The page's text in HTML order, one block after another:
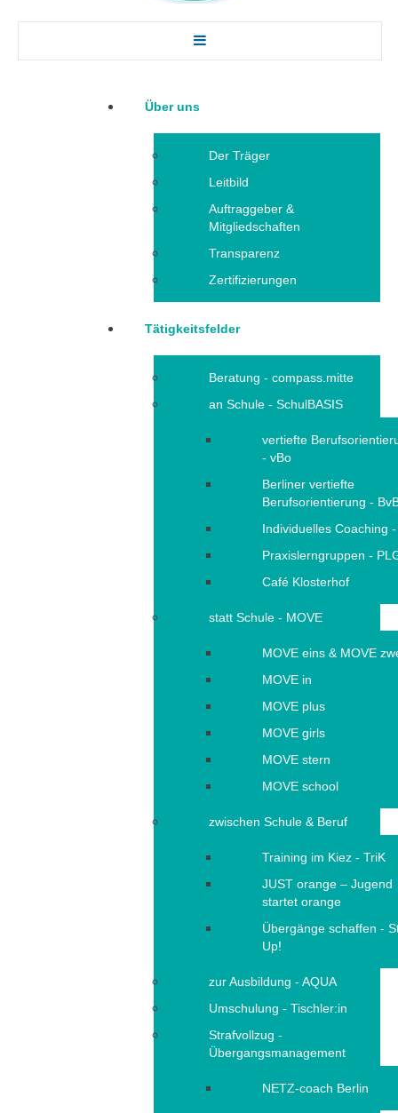
Über uns
Der Träger
Leitbild
Auftraggeber &
Mitgliedschaften
Transparenz
Zertifizierungen
Tätigkeitsfelder
Beratung - compass.mitte
an Schule - SchulBASIS
vertiefte
- vBo
Berliner vertiefte
Berufsorientierung -
Individuelles Coaching
Praxislerngruppen -
Café Klosterhof
statt Schule - MOVE
MOVE eins & MOVE
MOVE in
MOVE plus
MOVE girls
MOVE stern
MOVE school
zwischen Schule & Beruf
Training im Kiez - TriK
JUST orange – Jugend
startet orange
Übergänge schaffen -
Up!
zur Ausbildung - AQUA
Umschulung - Tischler:in
Strafvollzug -
Übergangsmanagement
NETZ-coach Berlin